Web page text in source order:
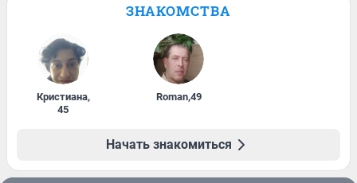
ЗНАКОМСТВА
Кристиана,
45
Roman,49
Начать знакомиться